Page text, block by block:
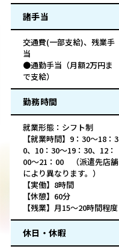
諸手当
交通費(一部支給)、残業手
当
●通勤手当（月額2万円ま
で支給）
勤務時間
就業形態：シフト制
【就業時間】9：30～18：3
0、10：30～19：30、12：
00～21：00 （派遣先店舗
により異なります。）
【実働】8時間
【休憩】60分
【残業】月15～20時間程度
休日・休暇